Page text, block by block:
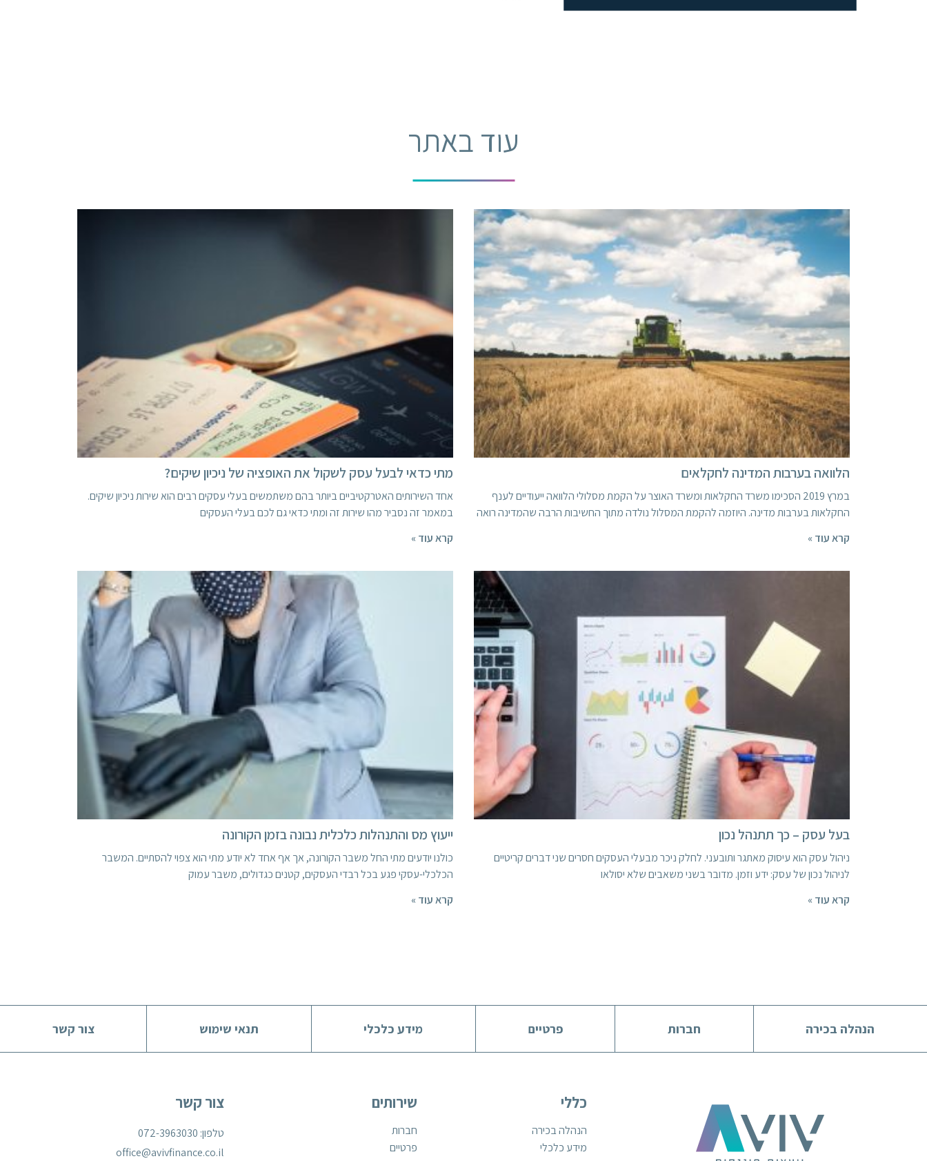
עוד באתר
הלוואה בערבות המדינה לחקלאים
במרץ 2019 הסכימו משרד החקלאות ומשרד האוצר על הקמת מסלולי הלוואה ייעודיים לענף
החקלאות בערבות מדינה. היוזמה להקמת המסלול נולדה מתוך החשיבות הרבה שהמדינה רואה
קרא עוד »
מתי כדאי לבעל עסק לשקול את האופציה של ניכיון שיקים?
אחד השירותים האטרקטיביים ביותר בהם משתמשים בעלי עסקים רבים הוא שירות ניכיון שיקים.
במאמר זה נסביר מהו שירות זה ומתי כדאי גם לכם בעלי העסקים
קרא עוד »
בעל עסק – כך תתנהל נכון
ניהול עסק הוא עיסוק מאתגר ותובעני. לחלק ניכר מבעלי העסקים חסרים שני דברים קריטיים
לניהול נכון של עסק: ידע וזמן. מדובר בשני משאבים שלא יסולאו
קרא עוד »
ייעוץ מס והתנהלות כלכלית נבונה בזמן הקורונה
כולנו יודעים מתי החל משבר הקורונה, אך אף אחד לא יודע מתי הוא צפוי להסתיים. המשבר
הכלכלי-עסקי פגע בכל רבדי העסקים, קטנים כגדולים, משבר עמוק
קרא עוד »
הנהלה בכירה חברות פרטיים מידע כלכלי תנאי שימוש צור קשר
כללי
הנהלה בכירה
מידע כלכלי
שירותים
חברות
פרטיים
צור קשר
טלפון: 072-3963030
office@avivfinance.co.il